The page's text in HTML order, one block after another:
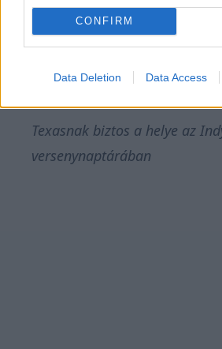
CONFIRM
Data Deletion Data Access
válaszából leginkább az derült
nagy dolognak tartja, hogy
Texasnak biztos a helye az
versenynaptárában